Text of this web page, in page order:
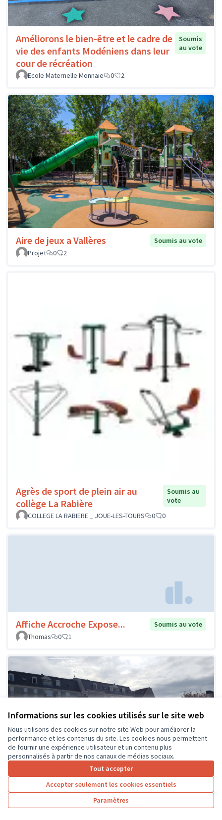
Informations sur les cookies utilisés sur le site web
Nous utilisons des cookies sur notre site Web pour améliorer la
performance et les contenus du site. Les cookies nous permettent
de fournir une expérience utilisateur et un contenu plus
personnalisés à partir de nos canaux de médias sociaux.
Tout accepter
Accepter seulement les cookies essentiels
Paramètres
Améliorons le bien-être et le cadre de
vie des enfants Modéniens dans leur
cour de récréation
Soumis
au vote
Ecole Maternelle Monnaie 0 2
Aire de jeux a Vallères
Soumis au vote
Projet
0 2
Agrès de sport de plein air au
collège La Rabière
Soumis au
vote
COLLEGE LA RABIERE _ JOUE-LES-TOURS
0 0
Affiche Accroche Expose...
Soumis au vote
Thomas
0 1